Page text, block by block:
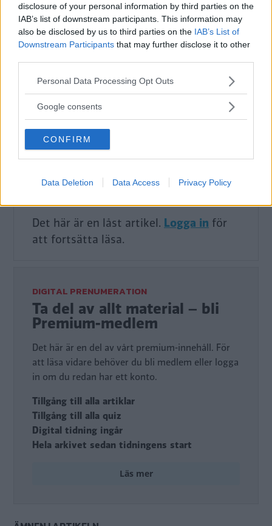
disclosure of your personal information by third parties on the
IAB’s list of downstream participants. This information may
also be disclosed by us to third parties on the IAB’s List of
Downstream Participants that may further disclose it to other
Please note that this website/app uses one or more Google
not limited to your visit or usage behaviour. You may click to
use your data for below specified purposes in below Google
consent section.
Personal Data Processing Opt Outs
Google consents
CONFIRM
Data Deletion Data Access Privacy Policy
Titta, ingen skruvmejsel i rutan! Vem trodde att en
Amazon kombi kunde vara så slank och vacker? Klart
att du ska ha den finaste av herrgårdsvagnar du
också!
Köpguide med allt du behöver veta
Plus och minus, viktiga fel och detaljerna
du måste kolla
Redaktionen
Det här är en låst artikel. Logga in för
att fortsätta läsa.
DIGITAL PRENUMERATION
Ta del av allt material – bli
Premium-medlem
Det här är en del av vårt premium-innehåll. För
att läsa vidare behöver du bli medlem eller logga
in om du redan har ett konto.
Tillgång till alla artiklar
Tillgång till alla quiz
Digital tidning ingår
Hela arkivet sedan tidningens start
Läs mer